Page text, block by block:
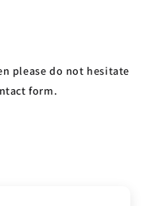
please do not hesitate
form.